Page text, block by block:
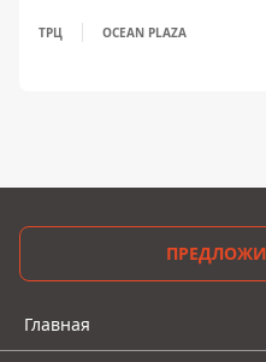
ТРЦ OCEAN PLAZA
Главная